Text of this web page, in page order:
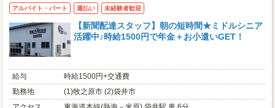
アルバイト・パート 週払い 未経験者歓迎
【新聞配達スタッフ】朝の短時間★ミドルシニア
活躍中♪時給1500円で年金＋お小遣いGET！
給与
時給1500円+交通費
勤務地
(1)牧之原市 (2)袋井市